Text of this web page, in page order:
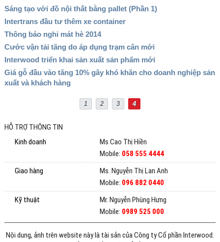
Sáng tạo với đồ nội thất bằng pallet (Phần 1)
Intertrans đầu tư thêm xe container
Thông báo nghỉ mát hè 2014
Cước vận tải tăng do áp dụng trạm cân mới
Interwood triển khai sản xuất sản phẩm mới
Giá gỗ đầu vào tăng 10% gây khó khăn cho doanh nghiệp sản
xuất và khách hàng
1 2 3 4
HỖ TRỢ THÔNG TIN
Kinh doanh
Ms Cao Thị Hiền
Mobile: 058 555 4444
Giao hàng
Ms. Nguyễn Thị Lan Anh
Mobile: 096 882 0440
Kỹ thuật
Mr. Nguyễn Phùng Hưng
Mobile: 0989 525 000
Nội dung, ảnh trên website này là tài sản của Công ty Cổ phần Interwood.